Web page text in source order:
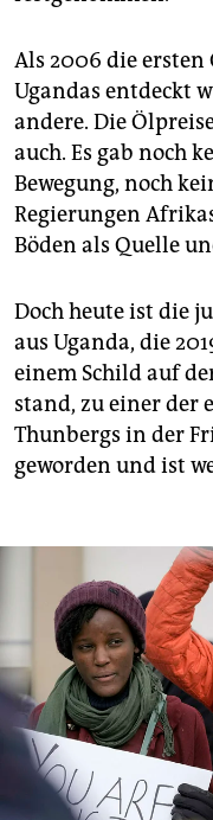
Als 2006 die ersten
Ugandas entdeckt
andere. Die
auch. Es gab noch
Bewegung, noch
Regierungen
Böden als Quelle
Doch heute ist die
aus Uganda, die
einem Schild auf
stand, zu einer
Thunbergs in der
geworden und ist